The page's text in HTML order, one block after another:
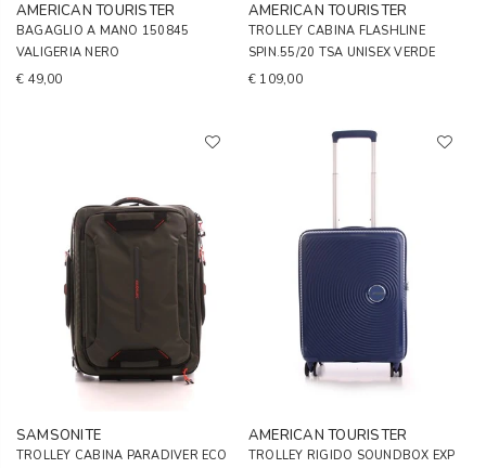
AMERICAN TOURISTER
BAGAGLIO A MANO 150845
VALIGERIA NERO
€ 49,00
AMERICAN TOURISTER
TROLLEY CABINA FLASHLINE
SPIN.55/20 TSA UNISEX VERDE
€ 109,00
SAMSONITE
TROLLEY CABINA PARADIVER ECO
AMERICAN TOURISTER
TROLLEY RIGIDO SOUNDBOX EXP